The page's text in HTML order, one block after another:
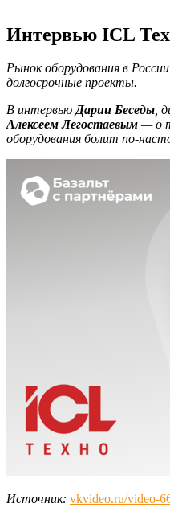
Интервью ICL
Рынок оборудования в
долгосрочные проекты.
В интервьюДарии Беседы,
Алексеем Легостаевым — о
оборудования болит по-
Источник: vkvideo.ru/video-